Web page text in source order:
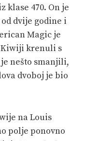
470. On je
dvije godine i
Magic je
Kiwiji krenuli s
nešto smanjili,
dvoboj je bio
na Louis
polje ponovno